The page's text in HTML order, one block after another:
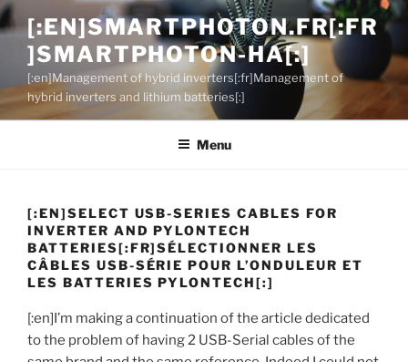
Aller
au
contenu
principal
[:EN]SMARTPHOTON.FR[:FR
]SMARTPHOTON-HA[:]
[:en]Management of hybrid inverters[:fr]Management of
hybrid inverters and lithium batteries[:]
Menu
[:EN]SELECT USB-SERIES CABLES FOR
INVERTER AND PYLONTECH
BATTERIES[:FR]SÉLECTIONNER LES
CÂBLES USB-SÉRIE POUR L’ONDULEUR ET
LES BATTERIES PYLONTECH[:]
[:en]I’m making a continuation of the article dedicated
to the problem of having 2 USB-Serial cables of the